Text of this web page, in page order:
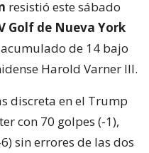
resistió este sábado
Golf de Nueva York
de 14 bajo
Harold Varner III.
discreta en el Trump
con 70 golpes (-1),
sin errores de las dos